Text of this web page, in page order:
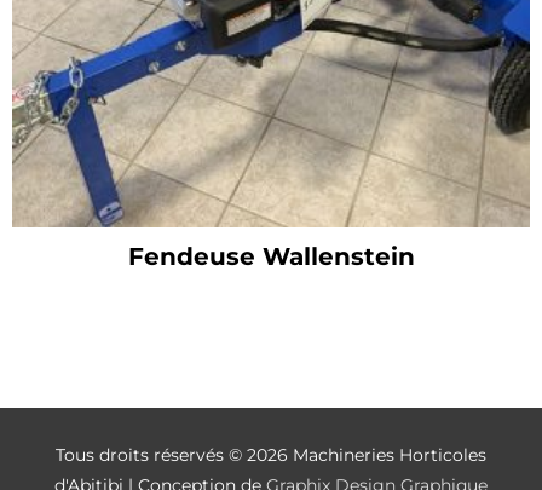
Fendeuse Wallenstein
Tous droits réservés © 2026 Machineries Horticoles
d'Abitibi | Conception de Graphix Design Graphique